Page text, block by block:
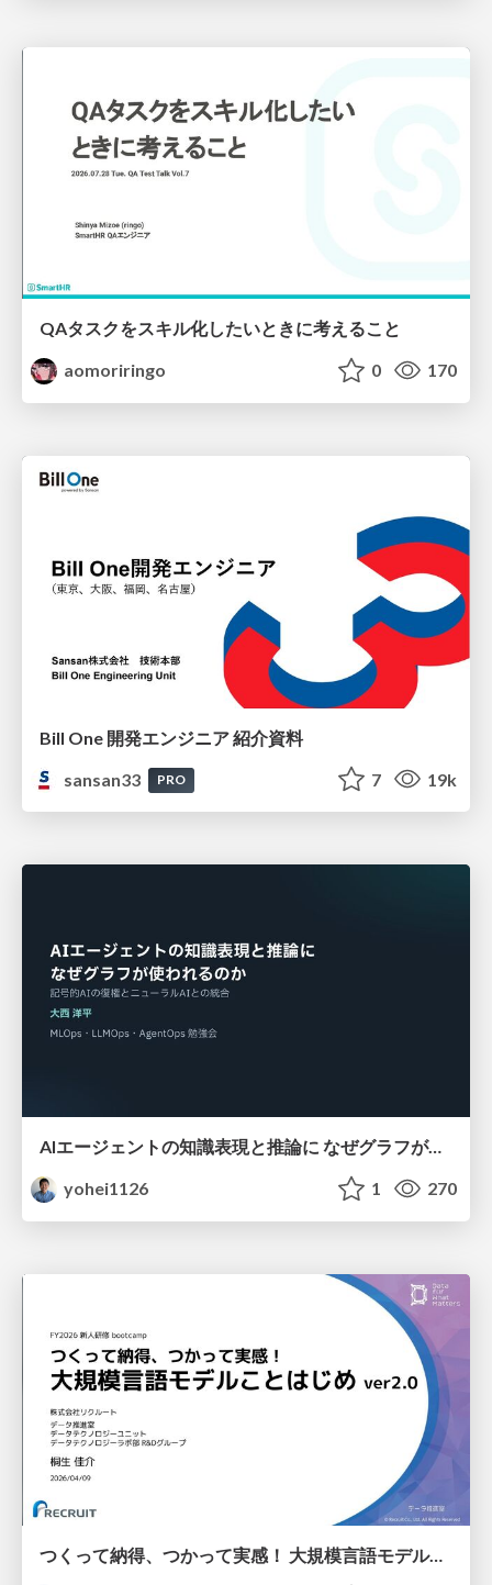
QAタスクをスキル化したいときに考えること
aomoriringo
0 170
Bill One 開発エンジニア 紹介資料
sansan33
PRO 7 19k
AIエージェントの知識表現と推論に なぜグラフが使われるのか - 記号的AIの復権とニューラルAIとの統合
yohei1126
1 270
つくって納得、つかって実感！ 大規模言語モデルことはじめ ver2.0